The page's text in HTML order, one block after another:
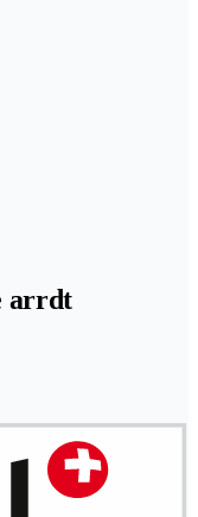
arrdt